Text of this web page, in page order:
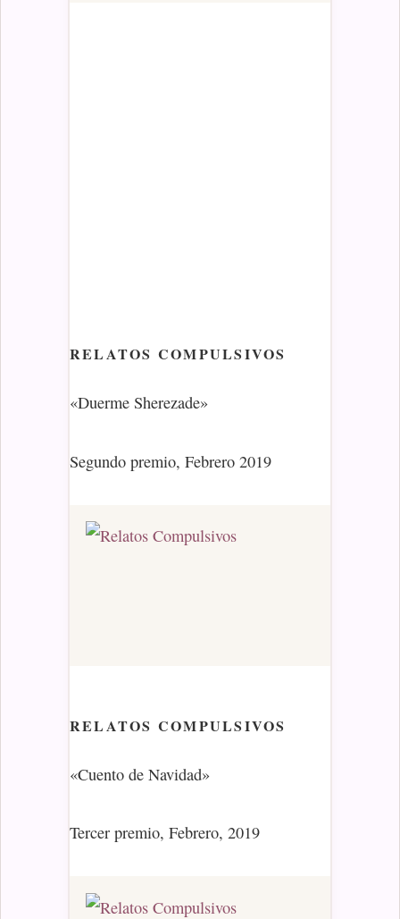
RELATOS COMPULSIVOS
«Duerme Sherezade»
Segundo premio, Febrero 2019
RELATOS COMPULSIVOS
«Cuento de Navidad»
Tercer premio, Febrero, 2019